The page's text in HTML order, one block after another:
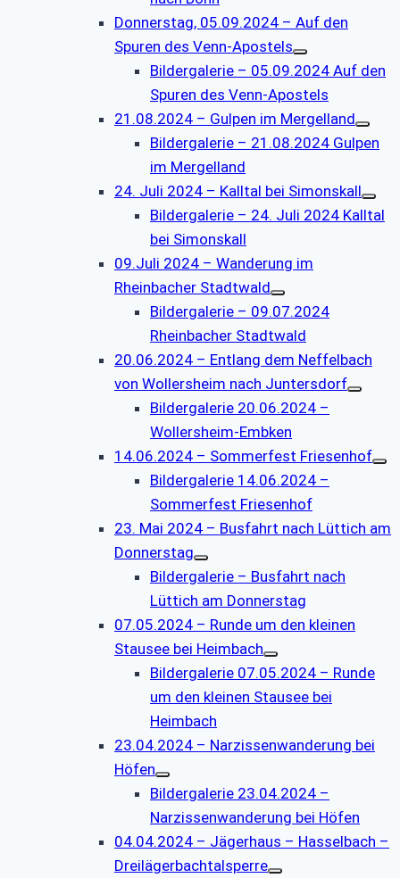
Donnerstag, 05.09.2024 – Auf den
Spuren des Venn-Apostels
Bildergalerie – 05.09.2024 Auf den
Spuren des Venn-Apostels
21.08.2024 – Gulpen im Mergelland
Bildergalerie – 21.08.2024 Gulpen
im Mergelland
24. Juli 2024 – Kalltal bei Simonskall
Bildergalerie – 24. Juli 2024 Kalltal
bei Simonskall
09.Juli 2024 – Wanderung im
Rheinbacher Stadtwald
Bildergalerie – 09.07.2024
Rheinbacher Stadtwald
20.06.2024 – Entlang dem Neffelbach
von Wollersheim nach Juntersdorf
Bildergalerie 20.06.2024 –
Wollersheim-Embken
14.06.2024 – Sommerfest Friesenhof
Bildergalerie 14.06.2024 –
Sommerfest Friesenhof
23. Mai 2024 – Busfahrt nach Lüttich am
Donnerstag
Bildergalerie – Busfahrt nach
Lüttich am Donnerstag
07.05.2024 – Runde um den kleinen
Stausee bei Heimbach
Bildergalerie 07.05.2024 – Runde
um den kleinen Stausee bei
Heimbach
23.04.2024 – Narzissenwanderung bei
Höfen
Bildergalerie 23.04.2024 –
Narzissenwanderung bei Höfen
04.04.2024 – Jägerhaus – Hasselbach –
Dreilägerbachtalsperre